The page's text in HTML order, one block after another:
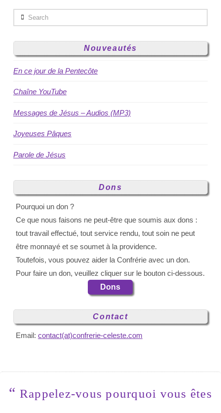
Nouveautés
En ce jour de la Pentecôte
Chaîne YouTube
Messages de Jésus – Audios (MP3)
Joyeuses Pâques
Parole de Jésus
Dons
Pourquoi un don ?
Ce que nous faisons ne peut-être que soumis aux dons :
tout travail effectué, tout service rendu, tout soin ne peut
être monnayé et se soumet à la providence.
Toutefois, vous pouvez aider la Confrérie avec un don.
Pour faire un don, veuillez cliquer sur le bouton ci-dessous.
Dons
Contact
Email: contact(at)confrerie-celeste.com
“ Rappelez-vous pourquoi vous êtes